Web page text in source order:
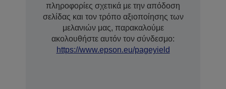
πληροφορίες σχετικά με την απόδοση
σελίδας και τον τρόπο αξιοποίησης των
μελανιών μας, παρακαλούμε
ακολουθήστε αυτόν τον σύνδεσμο:
https://www.epson.eu/pageyield